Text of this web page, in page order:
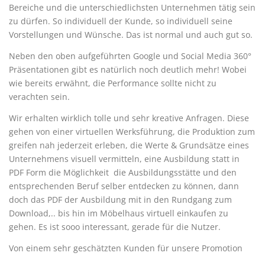
Bereiche und die unterschiedlichsten Unternehmen tätig sein
zu dürfen. So individuell der Kunde, so individuell seine
Vorstellungen und Wünsche. Das ist normal und auch gut so.
Neben den oben aufgeführten Google und Social Media 360°
Präsentationen gibt es natürlich noch deutlich mehr! Wobei
wie bereits erwähnt, die Performance sollte nicht zu
verachten sein.
Wir erhalten wirklich tolle und sehr kreative Anfragen. Diese
gehen von einer virtuellen Werksführung, die Produktion zum
greifen nah jederzeit erleben, die Werte & Grundsätze eines
Unternehmens visuell vermitteln, eine Ausbildung statt in
PDF Form die Möglichkeit die Ausbildungsstätte und den
entsprechenden Beruf selber entdecken zu können, dann
doch das PDF der Ausbildung mit in den Rundgang zum
Download,.. bis hin im Möbelhaus virtuell einkaufen zu
gehen. Es ist sooo interessant, gerade für die Nutzer.
Von einem sehr geschätzten Kunden für unsere Promotion